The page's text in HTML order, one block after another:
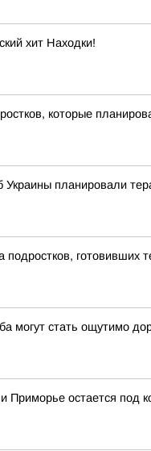
хит Находки!
которые
Украины планировали
готовивших
могут стать ощутимо
Приморье остается под